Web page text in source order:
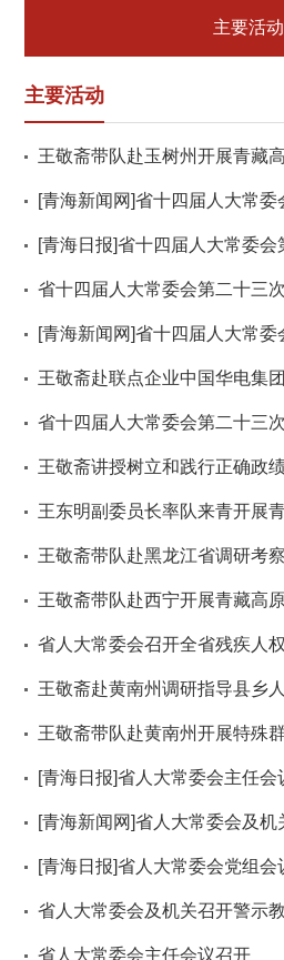
主要活动
主要活动
省人大常委会主任会议召开